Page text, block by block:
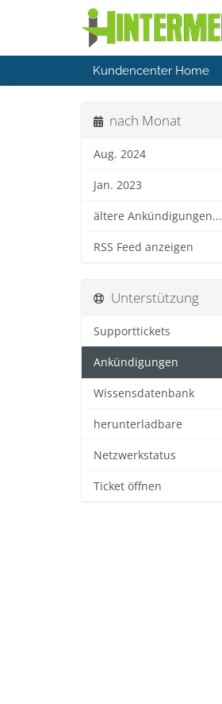
Kundencenter Home
nach Monat
Aug. 2024
Jan. 2023
ältere Ankündigungen...
RSS Feed anzeigen
Unterstützung
Supporttickets
Ankündigungen
Wissensdatenbank
herunterladbare
Netzwerkstatus
Ticket öffnen